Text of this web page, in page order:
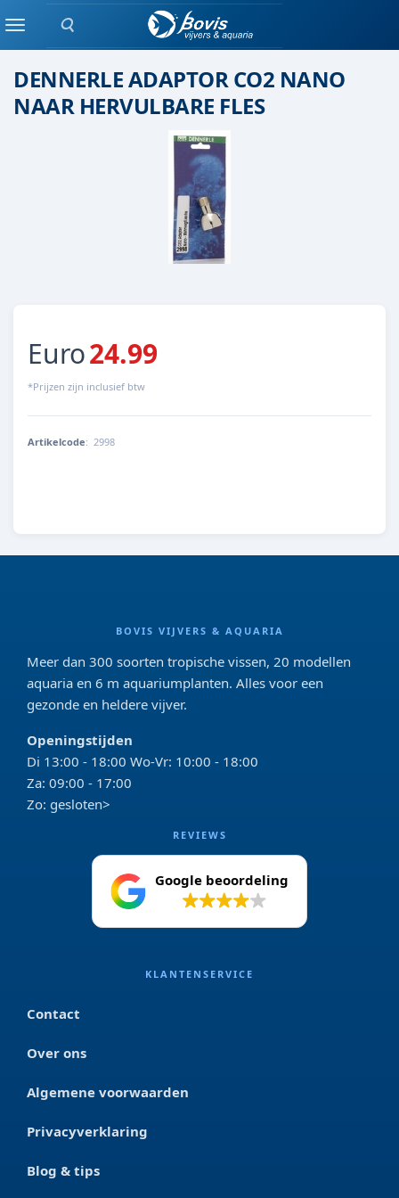
Zoeken
MenuOnderdeel
DENNERLE ADAPTOR CO2 NANO
NAAR HERVULBARE FLES
Euro24.99
*Prijzen zijn inclusief btw
Artikelcode: 2998
BOVIS VIJVERS & AQUARIA
Meer dan 300 soorten tropische vissen, 20 modellen
aquaria en 6 m aquariumplanten. Alles voor een
gezonde en heldere vijver.
Openingstijden
Di 13:00 - 18:00 Wo-Vr: 10:00 - 18:00
Za: 09:00 - 17:00
Zo: gesloten>
REVIEWS
Google beoordeling
KLANTENSERVICE
Contact
Over ons
Algemene voorwaarden
Privacyverklaring
Blog & tips